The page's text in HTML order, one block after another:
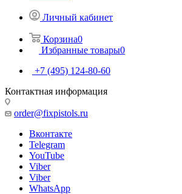
Личный кабинет
Корзина0
Избранные товары0
+7 (495) 124-80-60
Контактная информация
order@fixpistols.ru
Вконтакте
Telegram
YouTube
Viber
Viber
WhatsApp